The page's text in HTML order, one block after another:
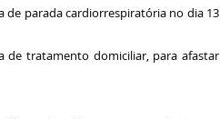
de parada cardiorrespiratória no dia 13
de tratamento domiciliar, para afastar